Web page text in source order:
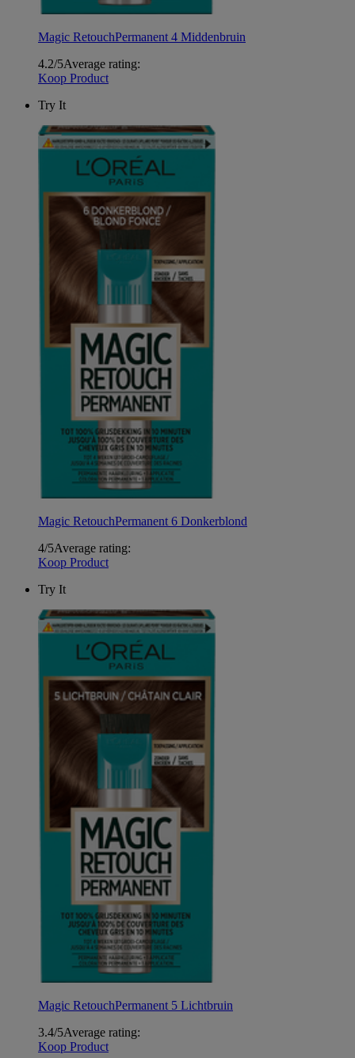
Magic RetouchPermanent 4 Middenbruin
4.2/5Average rating:
Koop Product
Try It
Magic RetouchPermanent 6 Donkerblond
4/5Average rating:
Koop Product
Try It
Magic RetouchPermanent 5 Lichtbruin
3.4/5Average rating:
Koop Product